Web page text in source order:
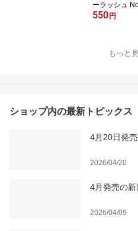
ーラッシュ
んカジュアル
550 円
もっと
ショップ内の最新トピックス
4月20日発
2026/04/20
4月発売の新
2026/04/09